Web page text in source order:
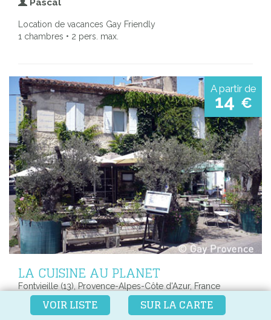
Pascal
Location de vacances Gay Friendly
1 chambres • 2 pers. max.
A partir de
14 €
LA CUISINE AU PLANET
Fontvieille (13), Provence-Alpes-Côte d'Azur, France
Frank & Stéphane
VOIR LISTE SUR LA CARTE